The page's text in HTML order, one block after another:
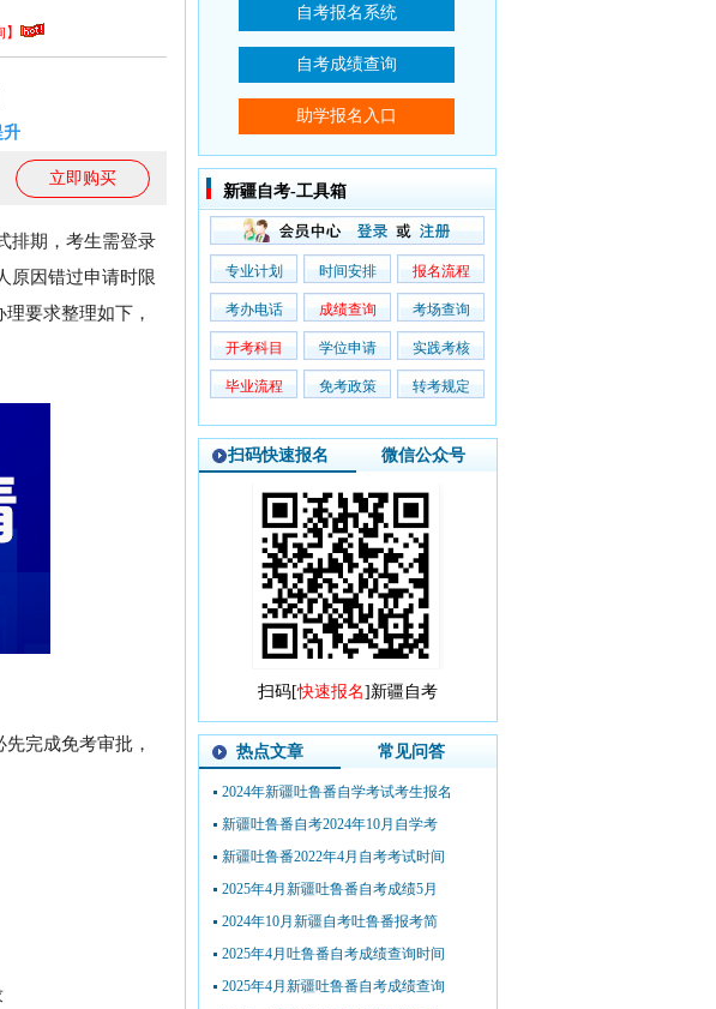
升
立即购买
排期，考生需登录
原因错过申请时限
要求整理如下，
完成免考审批，
新疆自考-工具箱
专业计划 时间安排 报名流程
考办电话 成绩查询 考场查询
开考科目 学位申请 实践考核
毕业流程 免考政策 转考规定
扫码快速报名 微信公众号
扫码[快速报名]新疆自考
热点文章 常见问答
2024年新疆吐鲁番自学考试考生报名
新疆吐鲁番自考2024年10月自学考
新疆吐鲁番2022年4月自考考试时间
2025年4月新疆吐鲁番自考成绩5月
2024年10月新疆自考吐鲁番报考简
2025年4月吐鲁番自考成绩查询时间
2025年4月新疆吐鲁番自考成绩查询